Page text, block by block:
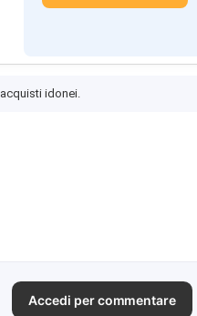
idonei.
Accedi per commentare